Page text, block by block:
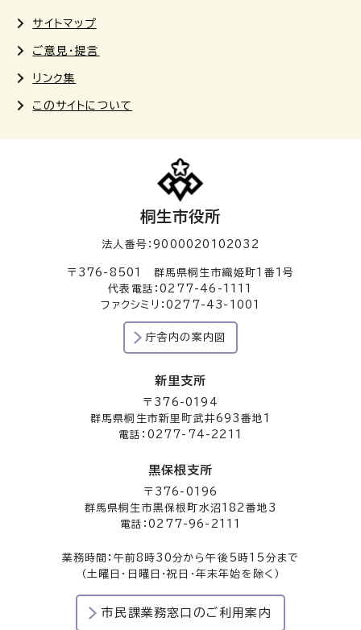
サイトマップ
ご意見・提言
リンク集
このサイトについて
桐生市役所
法人番号：9000020102032
〒376-8501 群馬県桐生市織姫町1番1号
代表電話：0277-46-1111
ファクシミリ：0277-43-1001
庁舎内の案内図
新里支所
〒376-0194
群馬県桐生市新里町武井693番地1
電話：0277-74-2211
黒保根支所
〒376-0196
群馬県桐生市黒保根町水沼182番地3
電話：0277-96-2111
業務時間：午前8時30分から午後5時15分まで
（土曜日・日曜日・祝日・年末年始を除く）
市民課業務窓口のご利用案内